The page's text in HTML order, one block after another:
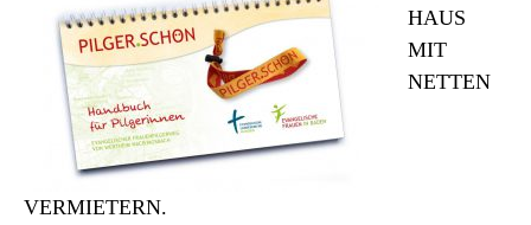
HAUS
MIT
NETTEN
VERMIETERN.